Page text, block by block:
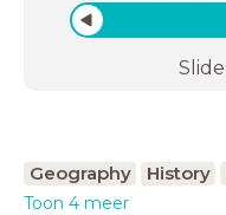
Slide
Geography History
Toon 4 meer